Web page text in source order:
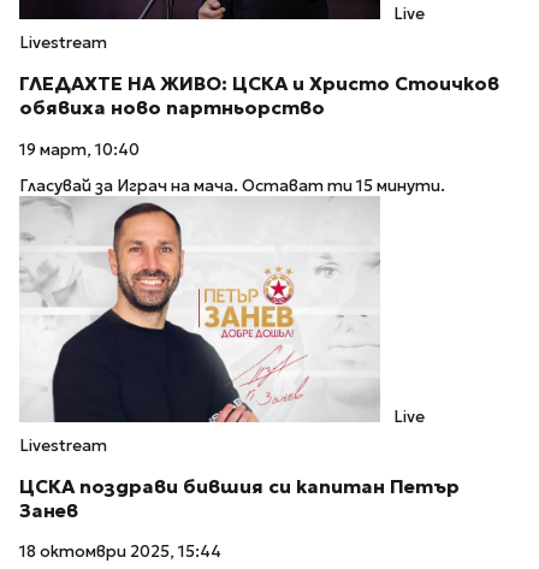
Live
Livestream
ГЛЕДАХТЕ НА ЖИВО: ЦСКА и Христо Стоичков
обявиха ново партньорство
19 март, 10:40
Гласувай за Играч на мача. Остават ти 15 минути.
Live
Livestream
ЦСКА поздрави бившия си капитан Петър
Занев
18 октомври 2025, 15:44